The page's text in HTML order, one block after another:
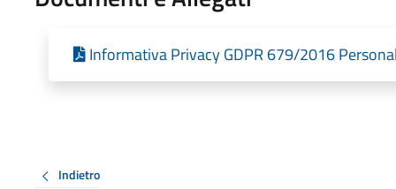
Informativa Privacy GDPR 679/2016
Indietro